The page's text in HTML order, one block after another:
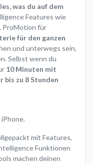
was du auf dem
Features wie
ProMotion für
für den ganzen
und unterwegs sein,
Selbst wenn du
10 Minuten mit
zu 8 Stunden
mit Features,
Funktionen
machen deinen